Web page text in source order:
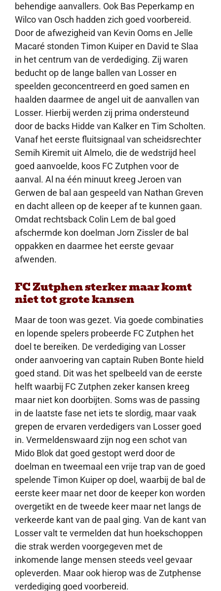
behendige aanvallers. Ook Bas Peperkamp en
Wilco van Osch hadden zich goed voorbereid.
Door de afwezigheid van Kevin Ooms en Jelle
Macaré stonden Timon Kuiper en David te Slaa
in het centrum van de verdediging. Zij waren
beducht op de lange ballen van Losser en
speelden geconcentreerd en goed samen en
haalden daarmee de angel uit de aanvallen van
Losser. Hierbij werden zij prima ondersteund
door de backs Hidde van Kalker en Tim Scholten.
Vanaf het eerste fluitsignaal van scheidsrechter
Semih Kiremit uit Almelo, die de wedstrijd heel
goed aanvoelde, koos FC Zutphen voor de
aanval. Al na één minuut kreeg Jeroen van
Gerwen de bal aan gespeeld van Nathan Greven
en dacht alleen op de keeper af te kunnen gaan.
Omdat rechtsback Colin Lem de bal goed
afschermde kon doelman Jorn Zissler de bal
oppakken en daarmee het eerste gevaar
afwenden.
FC Zutphen sterker maar komt
niet tot grote kansen
Maar de toon was gezet. Via goede combinaties
en lopende spelers probeerde FC Zutphen het
doel te bereiken. De verdediging van Losser
onder aanvoering van captain Ruben Bonte hield
goed stand. Dit was het spelbeeld van de eerste
helft waarbij FC Zutphen zeker kansen kreeg
maar niet kon doorbijten. Soms was de passing
in de laatste fase net iets te slordig, maar vaak
grepen de ervaren verdedigers van Losser goed
in. Vermeldenswaard zijn nog een schot van
Mido Blok dat goed gestopt werd door de
doelman en tweemaal een vrije trap van de goed
spelende Timon Kuiper op doel, waarbij de bal de
eerste keer maar net door de keeper kon worden
overgetikt en de tweede keer maar net langs de
verkeerde kant van de paal ging. Van de kant van
Losser valt te vermelden dat hun hoekschoppen
die strak werden voorgegeven met de
inkomende lange mensen steeds veel gevaar
opleverden. Maar ook hierop was de Zutphense
verdediging goed voorbereid.